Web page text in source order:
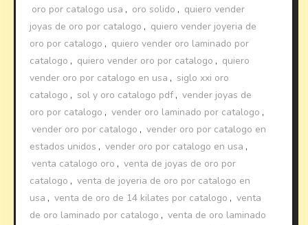
oro por catalogo usa , oro solido , quiero vender
joyas de oro por catalogo , quiero vender joyeria de
oro por catalogo , quiero vender oro laminado por
catalogo , quiero vender oro por catalogo , quiero
vender oro por catalogo en usa , siglo xxi oro
catalogo , sol y oro catalogo pdf , vender joyas de
oro por catalogo , vender oro laminado por catalogo ,
vender oro por catalogo , vender oro por catalogo en
estados unidos , vender oro por catalogo en usa ,
venta catalogo oro , venta de joyas de oro por
catalogo , venta de joyeria de oro por catalogo en
usa , venta de oro de 14 kilates por catalogo , venta
de oro laminado por catalogo , venta de oro laminado